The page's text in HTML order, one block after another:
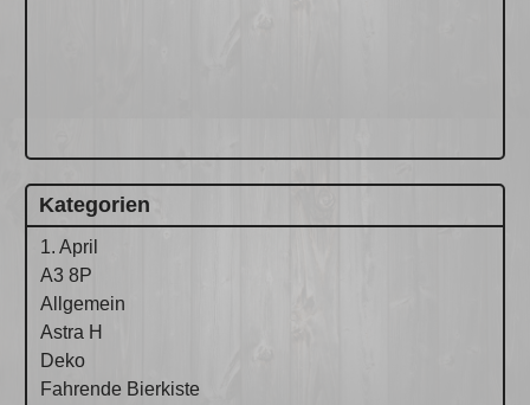
Kategorien
1. April
A3 8P
Allgemein
Astra H
Deko
Fahrende Bierkiste